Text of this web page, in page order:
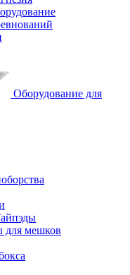
Оборудование для
для мешков